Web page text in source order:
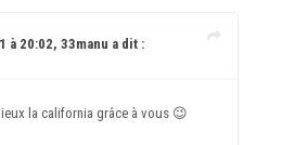
à 20:02, 33manu a dit :
la california grâce à vous 😉